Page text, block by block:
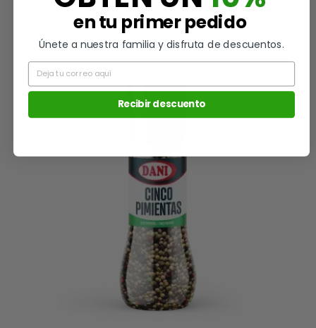
3,30 €
en tu primer pedido
Únete a nuestra familia y disfruta de descuentos.
Recibir descuento